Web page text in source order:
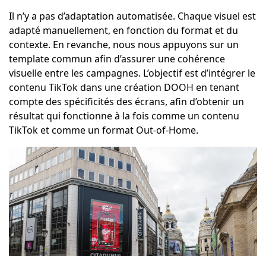
Il n’y a pas d’adaptation automatisée. Chaque visuel est
adapté manuellement, en fonction du format et du
contexte. En revanche, nous nous appuyons sur un
template commun afin d’assurer une cohérence
visuelle entre les campagnes. L’objectif est d’intégrer le
contenu TikTok dans une création DOOH en tenant
compte des spécificités des écrans, afin d’obtenir un
résultat qui fonctionne à la fois comme un contenu
TikTok et comme un format Out-of-Home.